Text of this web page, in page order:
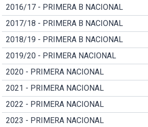
2016/17 - PRIMERA B NACIONAL
2017/18 - PRIMERA B NACIONAL
2018/19 - PRIMERA B NACIONAL
2019/20 - PRIMERA NACIONAL
2020 - PRIMERA NACIONAL
2021 - PRIMERA NACIONAL
2022 - PRIMERA NACIONAL
2023 - PRIMERA NACIONAL